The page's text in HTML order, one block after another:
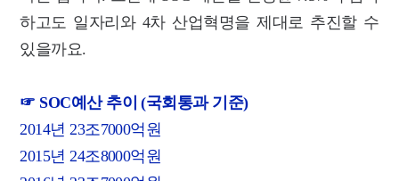
하고도 일자리와 4차 산업혁명을 제대로 추진할 수
있을까요.
☞ SOC예산 추이 (국회통과 기준)
2014년 23조7000억원
2015년 24조8000억원